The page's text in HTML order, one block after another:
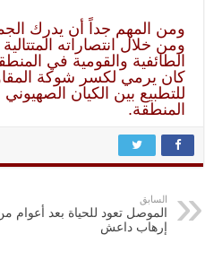
ومن المهم جداً أن يدرك
ومن خلال انتصاراته
الطائفية والقومية في
كان يرمي لكسر شوكة
للتطبيع بين الكيان
المنطقة.
السابق
الموصل تعود للحياة بعد أعوام
إرهاب داعش